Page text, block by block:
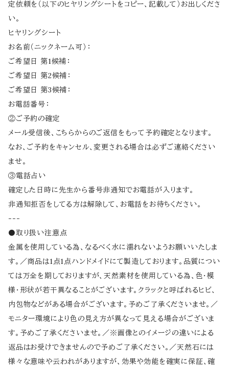
定依頼を（以下のヒヤリングシートをコピー、記載して）お出しくださ
い。
ヒヤリングシート
お名前（ニックネーム可）：
ご希望日 第1候補：
ご希望日 第2候補：
ご希望日 第3候補：
お電話番号：
②ご予約の確定
メール受信後、こちらからのご返信をもって予約確定となります。
なお、ご予約をキャンセル、変更される場合は必ずご連絡ください
ませ。
③電話占い
確定した日時に先生から番号非通知でお電話が入ります。
非通知拒否をしてる方は解除して、お電話をお待ちください。
---
⚫取り扱い注意点
金属を使用している為、なるべく水に濡れないようお願いいたしま
す。／商品は1点1点ハンドメイドにて製造しております。品質につい
ては万全を期しておりますが、天然素材を使用している為、色・模
様・形状が若干異なることがございます。クラックと呼ばれるヒビ、
内包物などがある場合がございます。予めご了承くださいませ。／
モニター環境により色の見え方が異なって見える場合がございま
す。予めご了承くださいませ。／※画像とのイメージの違いによる
返品はお受けできませんので予めご了承ください。／天然石には
様々な意味や云われがありますが、効果や効能を確実に保証、確